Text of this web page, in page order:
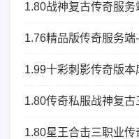
1.80战神复古传奇服务
1.76精品版传奇服务端
1.99十彩刺影传奇版本
1.80传奇私服战神复古
1.80星王合击三职业传